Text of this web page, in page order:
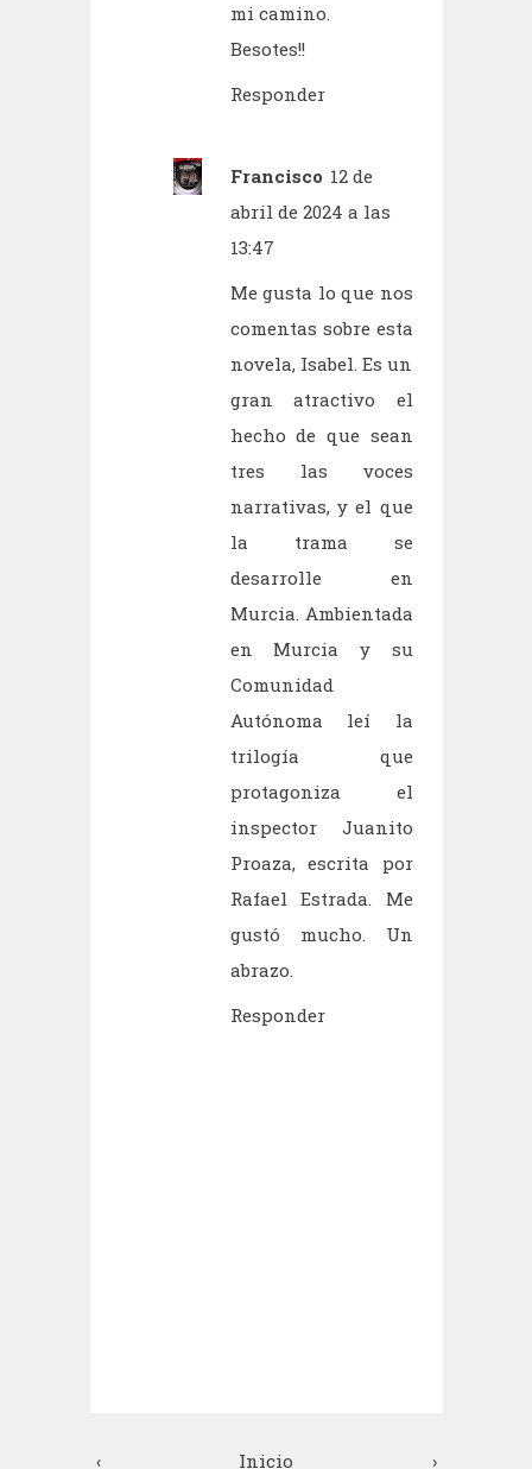
mi camino.
Besotes!!
Responder
Francisco 12 de
abril de 2024 a las
13:47
Me gusta lo que nos
comentas sobre esta
novela, Isabel. Es un
gran atractivo el
hecho de que sean
tres las voces
narrativas, y el que
la trama se
desarrolle en
Murcia. Ambientada
en Murcia y su
Comunidad
Autónoma leí la
trilogía que
protagoniza el
inspector Juanito
Proaza, escrita por
Rafael Estrada. Me
gustó mucho. Un
abrazo.
Responder
‹ ›
Inicio